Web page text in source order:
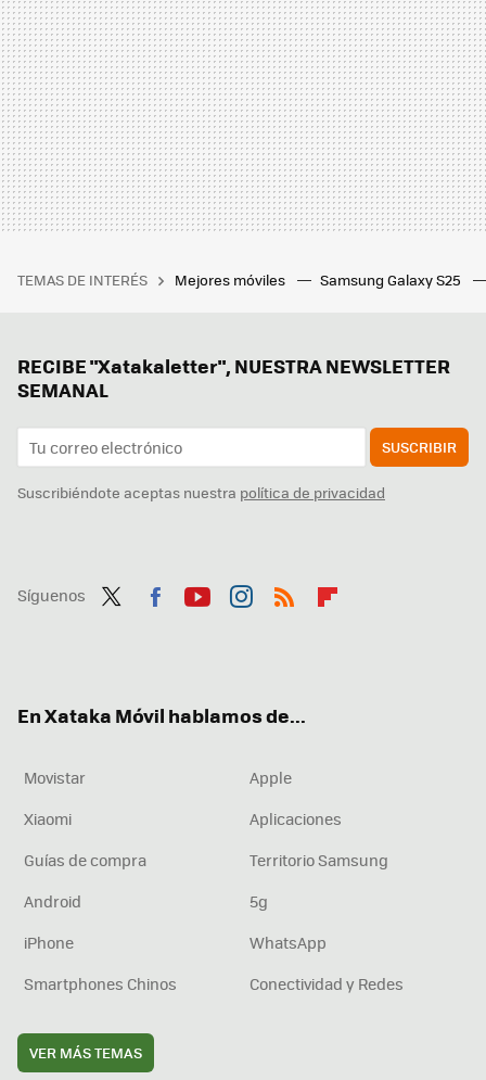
TEMAS DE INTERÉS Mejores móviles Samsung Galaxy S25
RECIBE "Xatakaletter", NUESTRA NEWSLETTER
SEMANAL
SUSCRIBIR
Suscribiéndote aceptas nuestra política de privacidad
Síguenos
En Xataka Móvil hablamos de...
Movistar
Apple
Xiaomi
Aplicaciones
Guías de compra
Territorio Samsung
Android
5g
iPhone
WhatsApp
Smartphones Chinos
Conectividad y Redes
VER MÁS TEMAS